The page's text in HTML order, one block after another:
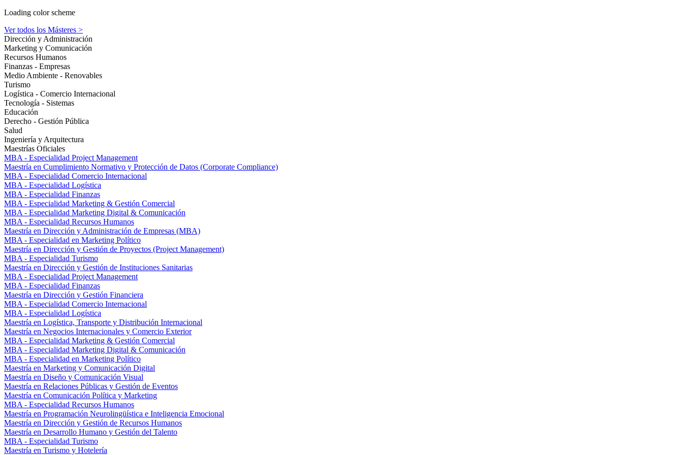
Loading color scheme
Ver todos los Másteres >
Dirección y Administración
Marketing y Comunicación
Recursos Humanos
Finanzas - Empresas
Medio Ambiente - Renovables
Turismo
Logística - Comercio Internacional
Tecnología - Sistemas
Educación
Derecho - Gestión Pública
Salud
Ingeniería y Arquitectura
Maestrías Oficiales
MBA - Especialidad Project Management
Maestría en Cumplimiento Normativo y Protección de Datos (Corporate Compliance)
MBA - Especialidad Comercio Internacional
MBA - Especialidad Logística
MBA - Especialidad Finanzas
MBA - Especialidad Marketing & Gestión Comercial
MBA - Especialidad Marketing Digital & Comunicación
MBA - Especialidad Recursos Humanos
Maestría en Dirección y Administración de Empresas (MBA)
MBA - Especialidad en Marketing Político
Maestría en Dirección y Gestión de Proyectos (Project Management)
MBA - Especialidad Turismo
Maestría en Dirección y Gestión de Instituciones Sanitarias
MBA - Especialidad Project Management
MBA - Especialidad Finanzas
Maestría en Dirección y Gestión Financiera
MBA - Especialidad Comercio Internacional
MBA - Especialidad Logística
Maestría en Logística, Transporte y Distribución Internacional
Maestría en Negocios Internacionales y Comercio Exterior
MBA - Especialidad Marketing & Gestión Comercial
MBA - Especialidad Marketing Digital & Comunicación
MBA - Especialidad en Marketing Político
Maestría en Marketing y Comunicación Digital
Maestría en Diseño y Comunicación Visual
Maestría en Relaciones Públicas y Gestión de Eventos
Maestría en Comunicación Política y Marketing
MBA - Especialidad Recursos Humanos
Maestría en Programación Neurolingüística e Inteligencia Emocional
Maestría en Dirección y Gestión de Recursos Humanos
Maestría en Desarrollo Humano y Gestión del Talento
MBA - Especialidad Turismo
Maestría en Turismo y Hotelería